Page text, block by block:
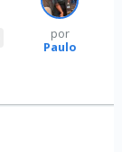
por
Paulo